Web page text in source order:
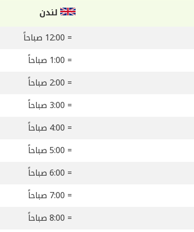
لندن
= 12:00 صباحاً
= 1:00 صباحاً
= 2:00 صباحاً
= 3:00 صباحاً
= 4:00 صباحاً
= 5:00 صباحاً
= 6:00 صباحاً
= 7:00 صباحاً
= 8:00 صباحاً